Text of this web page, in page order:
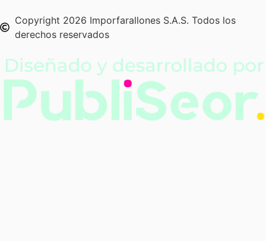
Copyright 2026 Imporfarallones S.A.S. Todos los
derechos reservados